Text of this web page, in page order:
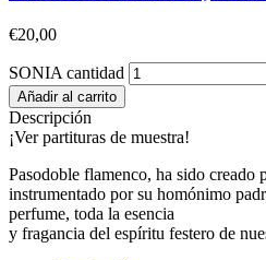
€20,00
SONIA cantidad
Añadir al carrito
Descripción
¡Ver partituras de muestra!
Pasodoble flamenco, ha sido creado
instrumentado por su homónimo
perfume, toda la esencia
y fragancia del espíritu festero de